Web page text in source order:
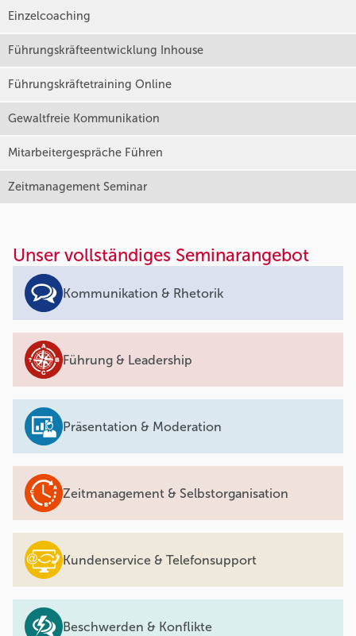
Einzelcoaching
Führungskräfteentwicklung Inhouse
Führungskräftetraining Online
Gewaltfreie Kommunikation
Mitarbeitergespräche Führen
Zeitmanagement Seminar
Unser vollständiges Seminarangebot
Kommunikation & Rhetorik
Führung & Leadership
Präsentation & Moderation
Zeitmanagement & Selbstorganisation
Kundenservice & Telefonsupport
Beschwerden & Konflikte